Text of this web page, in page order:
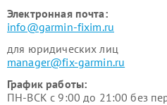
Электронная почта:
info@garmin-fixim.ru
для юридических лиц
manager@fix-garmin.ru
График работы:
ПН-ВСК с 9:00 до 21:00 без